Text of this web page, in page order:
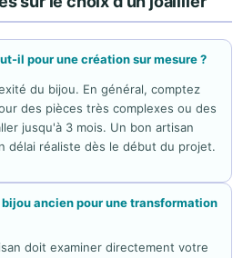
il pour une création sur mesure ?
du bijou. En général, comptez
des pièces très complexes ou des
jusqu'à 3 mois. Un bon artisan
délai réaliste dès le début du projet.
ancien pour une transformation
doit examiner directement votre